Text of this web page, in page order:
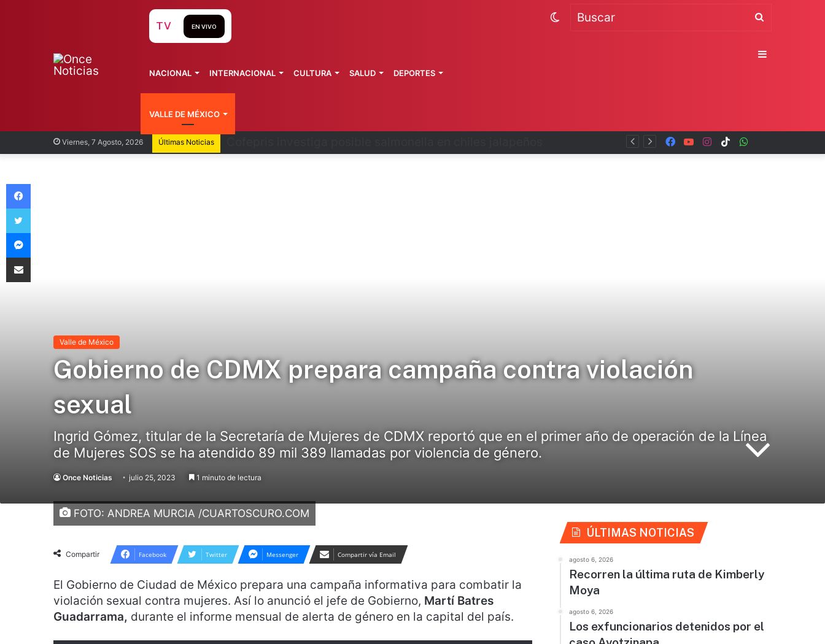
Viernes, 7 Agosto, 2026 Últimas Noticias TikTok
Instagram
YouTube
Facebook
TV EN VIVO
NACIONAL INTERNACIONAL CULTURA SALUD DEPORTES
VALLE DE MÉXICO
Buscar
Switch
Sidebar
Valle de México
Gobierno de CDMX prepara campaña contra violación
sexual
Ingrid Gómez, titular de la Secretaría de Mujeres de CDMX reportó que en el primer año de operación de la Línea
de Mujeres SOS se ha atendido 89 mil 389 llamadas por violencia de género.
Once Noticias julio 25, 2023 1 minuto de lectura
FOTO: ANDREA MURCIA /CUARTOSCURO.COM
Compartir Facebook Twitter Messenger Compartir vía Email
El Gobierno de Ciudad de México prepara una campaña informativa para combatir la
violación sexual contra mujeres. Así lo anunció el jefe de Gobierno, Martí Batres
Guadarrama, durante el informe mensual de alerta de género en la capital del país.
ÚLTIMAS NOTICIAS
agosto 6, 2026
Recorren la última ruta de Kimberly
Moya
agosto 6, 2026
Los exfuncionarios detenidos por el
Facebook
Twitter
Messenger
Compartir vía Email